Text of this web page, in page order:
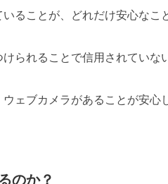
ることが、どれだけ安心なこ
られることで信用されていな
ェブカメラがあることが安心
のか？